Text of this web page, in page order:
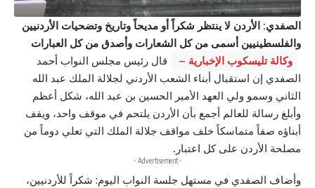
الصفدي: الأردن لا ينتظر شكراً أو مديحاً وتاريخ وتضحيات الأردنيين
والفلسطينيين أسمى من كل الشعارات وأصدق من كل العبارات
وكالة تليسكوب الإخبارية –
قال رئيس مجلس النواب أحمد
الصفدي إن استقبال أبناء الشعب الأردني لجلالة الملك عبد الله
الثاني وسمو ولي العهد الأمير الحسين بن عبد الله، شكل أعظم
وأبلغ رسالة للعالم أجمع بأن الأردن يلتحم في موقف واحد، ويقف
أبناؤه صفاً متماسكاً خلف مواقف جلالة الملك التي تعلي دوماً من
مصلحة الأردن على كل اعتبار.
- Advertisement -
وأضاف الصفدي في مستهل جلسة النواب اليوم: شكراً للأردنيين،